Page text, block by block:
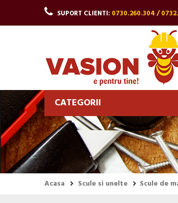
SUPORT CLIENTI: 0730.260.304 /
CATEGORII
Acasa Scule si unelte Scule de